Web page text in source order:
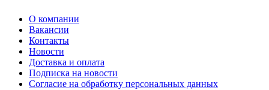
О компании
Вакансии
Контакты
Новости
Доставка и оплата
Подписка на новости
Согласие на обработку персональных данных